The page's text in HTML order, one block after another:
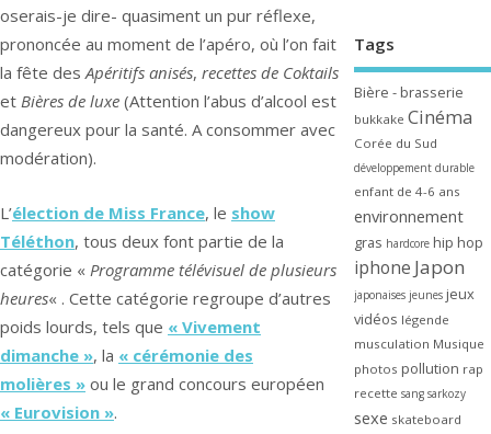
oserais-je dire- quasiment un pur réflexe,
prononcée au moment de l’apéro, où l’on fait
la fête des Apéritifs anisés, recettes de Coktails
et Bières de luxe (Attention l’abus d’alcool est
dangereux pour la santé. A consommer avec
modération).
L’élection de Miss France, le show
Téléthon, tous deux font partie de la
catégorie « Programme télévisuel de plusieurs
heures« . Cette catégorie regroupe d’autres
poids lourds, tels que « Vivement
dimanche », la « cérémonie des
molières » ou le grand concours européen
« Eurovision ».
Tags
Bière - brasserie
bukkake Cinéma
Corée du Sud
développement durable
enfant de 4-6 ans
environnement
gras hardcore hip hop
iphone Japon
japonaises jeunes jeux
vidéos légende
musculation Musique
photos pollution rap
recette sang sarkozy
sexe skateboard